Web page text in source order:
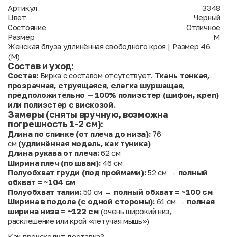
Артикул
3348
Цвет
Черный
Состояние
Отличное
Размер
M
Женская блуза удлинённая свободного кроя | Размер 46
(M)
Состав и уход:
Состав:Бирка с составом отсутствует. Ткань тонкая,
прозрачная, струящаяся, слегка шуршащая,
предположительно — 100% полиэстер (шифон, креп)
или полиэстер с вискозой.
Замеры (сняты вручную, возможна
погрешность 1-2 см):
Длина по спинке (от плеча до низа):76
см (удлинённая модель, как туника)
Длина рукава от плеча:62 см
Ширина плеч (по швам):46 см
Полуобхват груди (под проймами):52 см → полный
обхват = ~104 см
Полуобхват талии:50 см → полный обхват = ~100 см
Ширина в подоле (с одной стороны):61 см → полная
ширина низа = ~122 см(очень широкий низ,
расклешение или крой «летучая мышь»)